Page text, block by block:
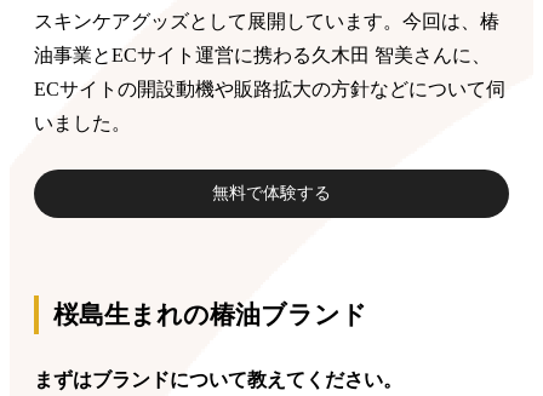
スキンケアグッズとして展開しています。今回は、椿
油事業とECサイト運営に携わる久木田 智美さんに、
ECサイトの開設動機や販路拡大の方針などについて伺
いました。
無料で体験する
桜島生まれの椿油ブランド
まずはブランドについて教えてください。